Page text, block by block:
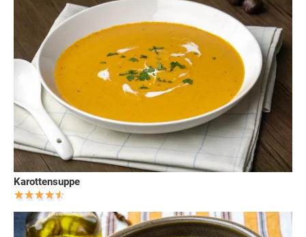
Karottensuppe